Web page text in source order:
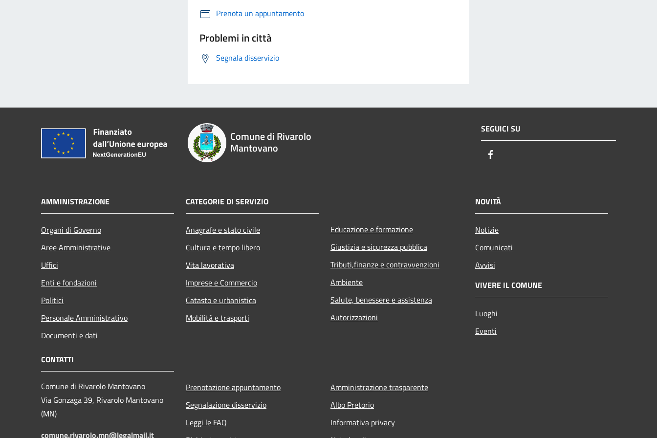
Prenota un appuntamento
Problemi in città
Segnala disservizio
Comune di Rivarolo
Mantovano
SEGUICI SU
AMMINISTRAZIONE
Organi di Governo
Aree Amministrative
Uffici
Enti e fondazioni
Politici
Personale Amministrativo
Documenti e dati
CATEGORIE DI SERVIZIO
Anagrafe e stato civile
Cultura e tempo libero
Vita lavorativa
Imprese e Commercio
Catasto e urbanistica
Mobilità e trasporti
Educazione e formazione
Giustizia e sicurezza pubblica
Tributi,finanze e contravvenzioni
Ambiente
Salute, benessere e assistenza
Autorizzazioni
NOVITÀ
Notizie
Comunicati
Avvisi
VIVERE IL COMUNE
Luoghi
Eventi
CONTATTI
Comune di Rivarolo Mantovano
Via Gonzaga 39, Rivarolo Mantovano
(MN)
comune.rivarolo.mn@legalmail.it
Prenotazione appuntamento
Segnalazione disservizio
Leggi le FAQ
Amministrazione trasparente
Albo Pretorio
Informativa privacy